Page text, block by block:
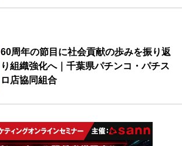
60周年の節目に社会貢献の歩みを振り返
り組織強化へ｜千葉県パチンコ・パチス
ロ店協同組合